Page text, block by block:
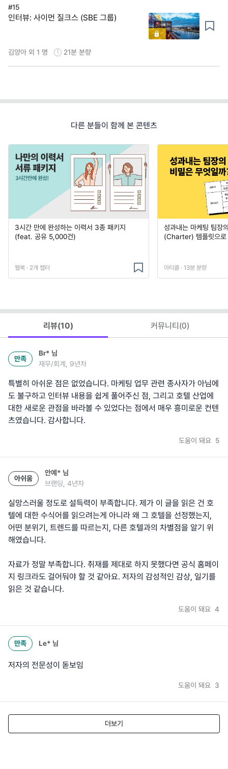
#15
인터뷰: 사이먼 질크스 (SBE 그룹)
김양아 외 1 명 21분 분량
다른 분들이 함께 본 콘텐츠
3시간 만에 완성하는 이력서 3종 패키지
(feat. 공유 5,000건)
웹북 · 2개 챕터
성과내는 마케팅 팀장
(Charter) 템플릿으로
아티클 · 13분 분량
리뷰(10) 커뮤니티(0)
만족
Br* 님
재무/회계, 9년차
특별히 아쉬운 점은 없었습니다. 마케팅 업무 관련 종사자가 아님에
도 불구하고 인터뷰 내용을 쉽게 풀어주신 점, 그리고 호텔 산업에
대한 새로운 관점을 바라볼 수 있었다는 점에서 매우 흥미로운 컨텐
츠였습니다. 감사합니다.
도움이 돼요 5
아쉬움
안예* 님
브랜딩, 4년차
실망스러울 정도로 설득력이 부족합니다. 제가 이 글을 읽은 건 호
텔에 대한 수식어를 읽으려는게 아니라 왜 그 호텔을 선정했는지,
어떤 분위기, 트렌드를 따르는지, 다른 호텔과의 차별점을 알기 위
해였습니다.
자료가 정말 부족합니다. 취재를 제대로 하지 못했다면 공식 홈페이
지 링크라도 걸어둬야 할 것 같아요. 저자의 감성적인 감상, 일기를
읽은 것 같습니다.
도움이 돼요 4
만족 Le* 님
저자의 전문성이 돋보임
도움이 돼요 3
더보기